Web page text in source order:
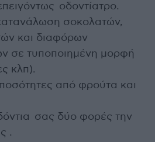
οδοντίατρο.
σοκολατών,
και διαφόρων
σε τυποποιημένη μορφή
κλπ).
από φρούτα και
σας δύο φορές την
.